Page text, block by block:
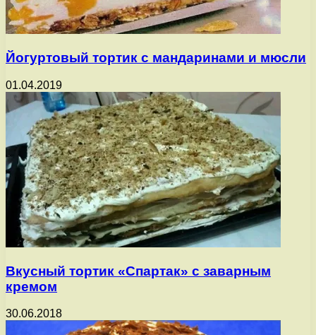
Йогуртовый тортик с мандаринами и мюсли
01.04.2019
Вкусный тортик «Спартак» с заварным
кремом
30.06.2018